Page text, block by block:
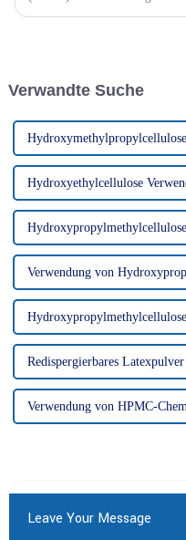
Verwandte Suche
Hydroxymethylpropylcellulose
Hydroxyethylcellulose
Verwendung von
Redispergierbares Latexpulver
Verwendung von HPMC-
Leave Your Message